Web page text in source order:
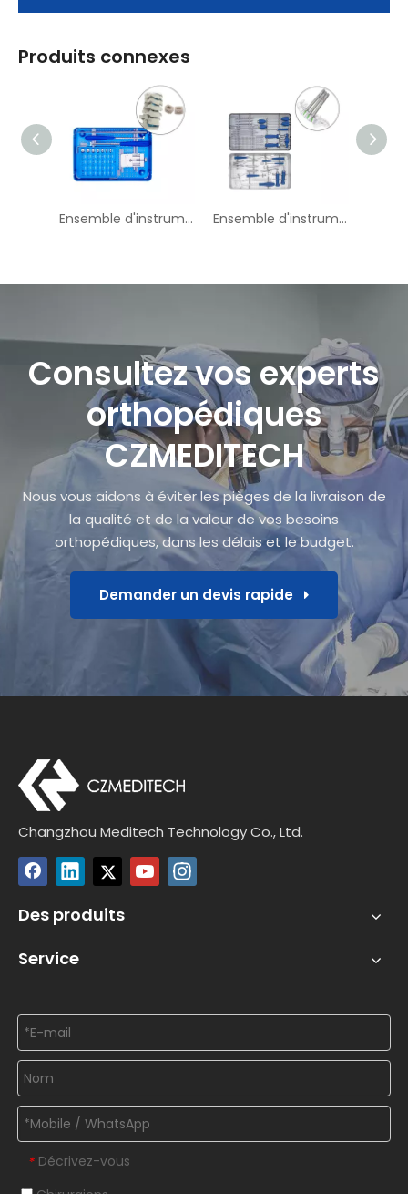
Produits connexes
Ensemble d'instruments Peek Cervical Cage-I Ensemble d'instruments à vis pédicale mini-invasive
Consultez vos experts
orthopédiques
CZMEDITECH
Nous vous aidons à éviter les pièges de la livraison de
la qualité et de la valeur de vos besoins
orthopédiques, dans les délais et le budget.
Demander un devis rapide
Changzhou Meditech Technology Co., Ltd.
Des produits
Service
* Décrivez-vous